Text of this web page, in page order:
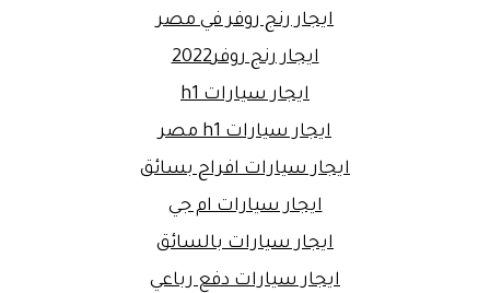
ايجار رنج روفر في مصر
ايجار رنج روفر2022
ايجار سيارات h1
ايجار سيارات h1 مصر
ايجار سيارات افراح بسائق
ايجار سيارات ام جي
ايجار سيارات بالسائق
ايجار سيارات دفع رباعي